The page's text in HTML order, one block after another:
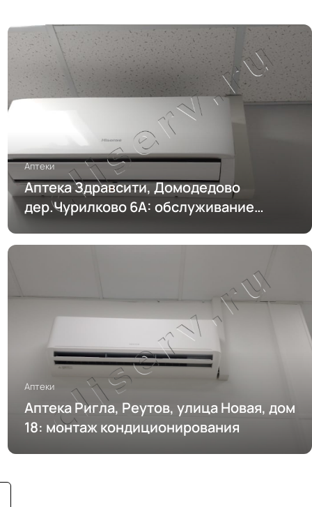
Аптеки
Аптека Здравсити, Домодедово
дер.Чурилково 6А: обслуживание
Аптеки
Аптека Ригла, Реутов, улица Новая, дом
18: монтаж кондиционирования